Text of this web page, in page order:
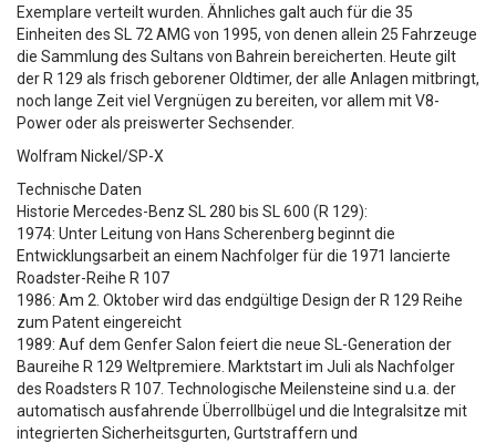
Exemplare verteilt wurden. Ähnliches galt auch für die 35
Einheiten des SL 72 AMG von 1995, von denen allein 25 Fahrzeuge
die Sammlung des Sultans von Bahrein bereicherten. Heute gilt
der R 129 als frisch geborener Oldtimer, der alle Anlagen mitbringt,
noch lange Zeit viel Vergnügen zu bereiten, vor allem mit V8-
Power oder als preiswerter Sechsender.
Wolfram Nickel/SP-X
Technische Daten
Historie Mercedes-Benz SL 280 bis SL 600 (R 129):
1974: Unter Leitung von Hans Scherenberg beginnt die
Entwicklungsarbeit an einem Nachfolger für die 1971 lancierte
Roadster-Reihe R 107
1986: Am 2. Oktober wird das endgültige Design der R 129 Reihe
zum Patent eingereicht
1989: Auf dem Genfer Salon feiert die neue SL-Generation der
Baureihe R 129 Weltpremiere. Marktstart im Juli als Nachfolger
des Roadsters R 107. Technologische Meilensteine sind u.a. der
automatisch ausfahrende Überrollbügel und die Integralsitze mit
integrierten Sicherheitsgurten, Gurtstraffern und